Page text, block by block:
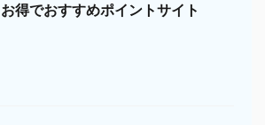
お得でおすすめポイントサイト